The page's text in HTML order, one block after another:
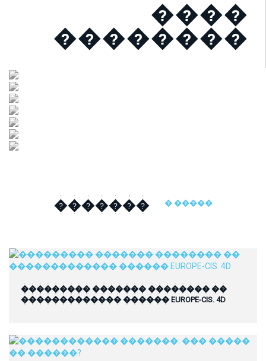
����
��������
������� � �����
��������� ������� �������� ��
������������� ������ EUROPE-CIS. 4D